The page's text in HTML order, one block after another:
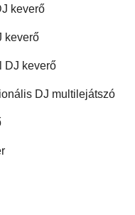
keverő
keverő
DJ keverő
DJ multilejátszó